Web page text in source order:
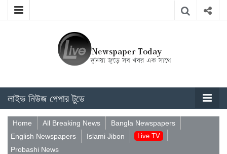
লাইভ নিউজ পেপার টুডে
Home All Breaking News
Bangla Newspapers
English Newspapers
Islami Jibon Live TV
Probashi News